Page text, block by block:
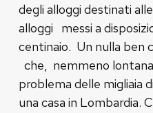
degli alloggi destinati
alloggi messi a
centinaio. Un nulla ben
che, nemmeno
problema delle migliaia
una casa in Lombardia.